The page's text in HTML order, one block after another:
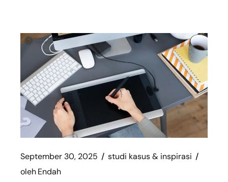
September 30, 2025
studi kasus & inspirasi
olehEndah